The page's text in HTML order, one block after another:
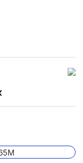
(29,5